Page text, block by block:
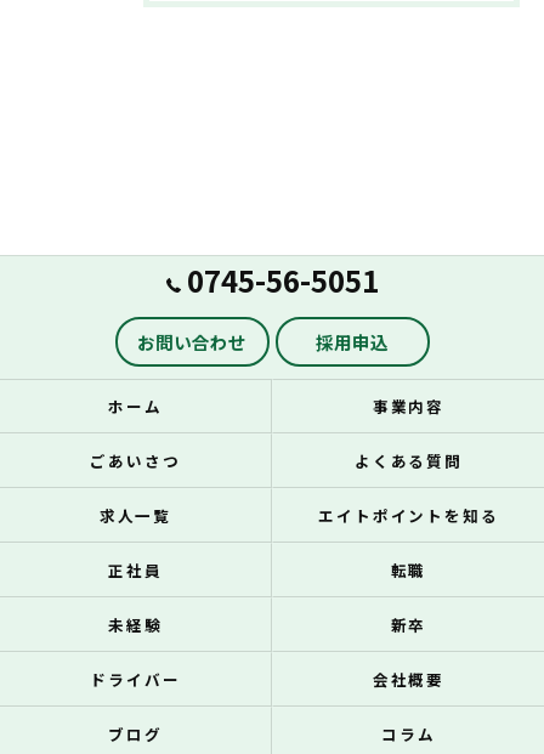
0745-56-5051
お問い合わせ 採用申込
ホーム 事業内容
ごあいさつ よくある質問
求人一覧 エイトポイントを知る
正社員 転職
未経験 新卒
ドライバー 会社概要
ブログ コラム